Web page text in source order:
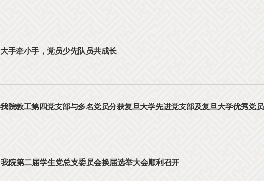
大手牵小手，党员少先队员共成长
我院教工第四党支部与多名党员分获复旦大学先进党支部及复旦大学优秀党员
我院第二届学生党总支委员会换届选举大会顺利召开